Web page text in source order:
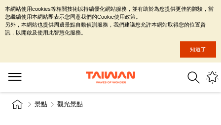
景點 觀光景點
本網站使用cookies等相關技術以持續優化網站服務，並有助於為您提供更佳的體驗，當
您繼續使用本網站即表示您同意我們的Cookie使用政策。
另外，本網站也提供周邊景點自動偵測服務，我們建議您允許本網站取得您的位置資
訊，以開啟及使用此智慧化服務。
知道了